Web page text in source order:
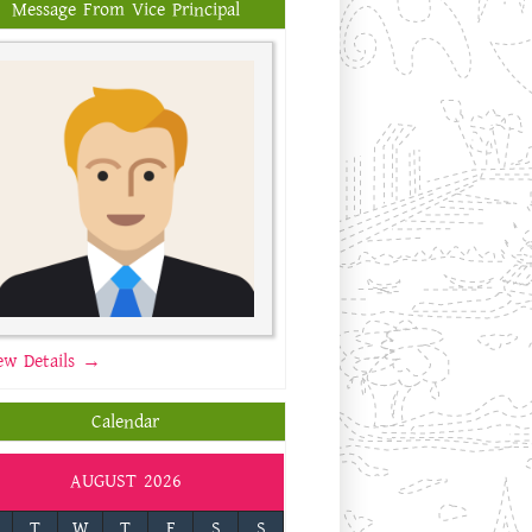
Message From Vice Principal
Details →
Calendar
AUGUST 2026